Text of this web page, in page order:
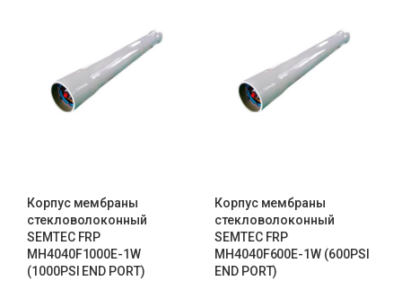
Корпус мембраны
стекловолоконный
SEMTEC FRP
MH4040F1000E-1W
(1000PSI END PORT)
Корпус мембраны
стекловолоконный
SEMTEC FRP
MH4040F600E-1W (600PSI
END PORT)